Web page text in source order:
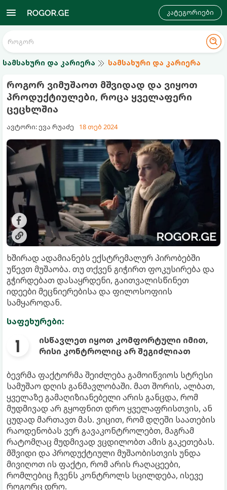
კატეგორიები
სამსახური და კარიერა სამსახური და კარიერა
როგორ ვიმუშაოთ მშვიდად და ვიყოთ
პროდუქტიულები, როცა ყველაფერი
ცეცხლშია
ავტორი: ევა რუაძე 18 თებ 2024
ხშირად ადამიანებს ექსტრემალურ პირობებში
უწევთ მუშაობა. თუ თქვენ გიჭირთ ფოკუსირება და
გჭირდებათ დასაყრდენი, გაითვალისწინეთ
იდეები მეცნიერებისა და ფილოსოფიის
სამყაროდან.
საფეხურები:
ისწავლეთ იყოთ კომფორტული იმით,
რისი კონტროლიც არ შეგიძლიათ
ბევრმა ფაქტორმა შეიძლება გამოიწვიოს სტრესი
სამუშაო დღის განმავლობაში. მათ შორის, ალბათ,
ყველაზე გამაღიზიანებელი არის განცდა, რომ
მუდმივად არ გყოფნით დრო ყველაფრისთვის, ან
ცუდად მართავთ მას. ვიცით, რომ დღეში საათების
რაოდენობას ვერ გავაკონტროლებთ, მაგრამ
რატომღაც მუდმივად ვცდილობთ ამის გაკეთებას.
მშვიდი და პროდუქტიული მუშაობისთვის უნდა
მივიღოთ ის ფაქტი, რომ არის რაღაცეები,
რომლებიც ჩვენს კონტროლს სცილდება, ისევე
როგორც დრო.